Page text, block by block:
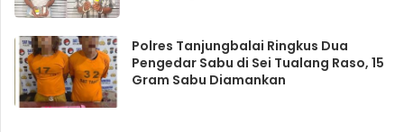
Polres Tanjungbalai Ringkus Dua
Pengedar Sabu di Sei Tualang Raso, 15
Gram Sabu Diamankan